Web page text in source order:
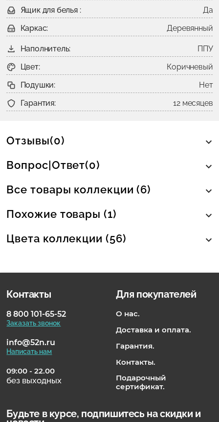
Ящик для белья :
Да
Каркас:
Деревянный
Наполнитель:
ППУ
Цвет:
Коричневый
Подушки:
Нет
Гарантия:
12 месяцев
Отзывы(0)
Вопрос|Ответ(0)
Все товары коллекции (6)
Похожие товары (1)
Цвета коллекции (56)
Контакты
8 800 101-65-52
Заказать звонок
info@52n.ru
Написать нам
09:00 - 22.00
без выходных
Для покупателей
О нас.
Доставка и оплата.
Гарантия.
Контакты.
Подарочный
сертификат.
Будьте в курсе, подпишитесь на скидки и